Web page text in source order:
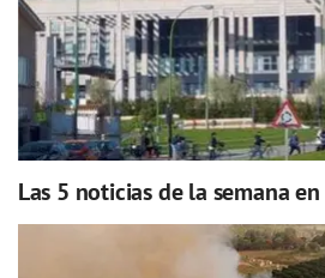
Las 5 noticias de la semana